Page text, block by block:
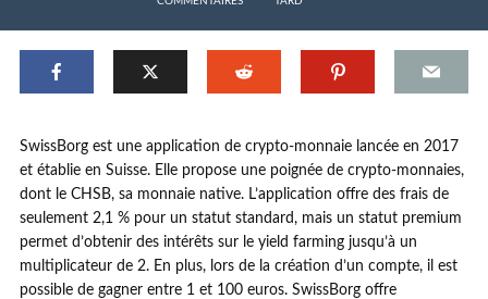
SwissBorg est une application de crypto-monnaie lancée en 2017
et établie en Suisse. Elle propose une poignée de crypto-monnaies,
dont le CHSB, sa monnaie native. L’application offre des frais de
seulement 2,1 % pour un statut standard, mais un statut premium
permet d’obtenir des intérêts sur le yield farming jusqu’à un
multiplicateur de 2. En plus, lors de la création d’un compte, il est
possible de gagner entre 1 et 100 euros. SwissBorg offre